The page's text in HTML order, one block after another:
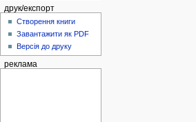
друк/експорт
Створення книги
Завантажити як PDF
Версія до друку
реклама